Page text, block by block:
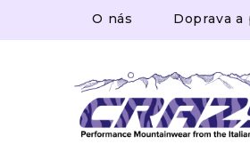
obsah
O nás Doprava a